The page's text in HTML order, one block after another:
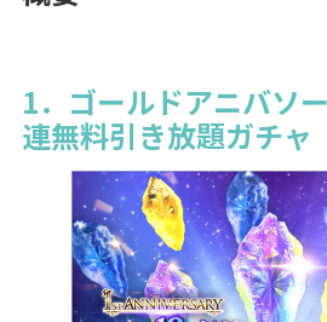
1．ゴールドアニバソ
連無料引き放題ガチャ